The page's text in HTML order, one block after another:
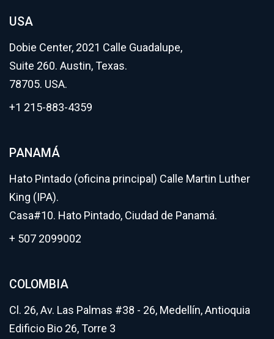
USA
Dobie Center, 2021 Calle Guadalupe,
Suite 260. Austin, Texas.
78705. USA.
+1 215-883-4359
PANAMÁ
Hato Pintado (oficina principal) Calle Martin Luther
King (IPA).
Casa#10. Hato Pintado, Ciudad de Panamá.
+ 507 2099002
COLOMBIA
Cl. 26, Av. Las Palmas #38 - 26, Medellín, Antioquia
Edificio Bio 26, Torre 3